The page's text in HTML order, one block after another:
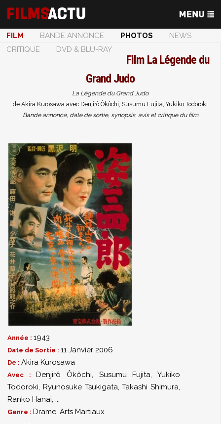
FILM BANDE ANNONCE PHOTOS
NEWS
CRITIQUE
DVD & BLU-RAY
Film La Légende du
Grand Judo
La Légende du Grand Judo
de Akira Kurosawa avec Denjirô Ôkôchi, Susumu Fujita, Yukiko Todoroki
Bande annonce, date de sortie, synopsis, avis et critique du film
Année : 1943
Date de Sortie : 11 Janvier 2006
De : Akira Kurosawa
Avec : Denjirô Ôkôchi, Susumu Fujita,Yukiko
Todoroki, Ryunosuke Tsukigata,Takashi Shimura,
Ranko Hanai, ...
Genre : Drame, Arts Martiaux